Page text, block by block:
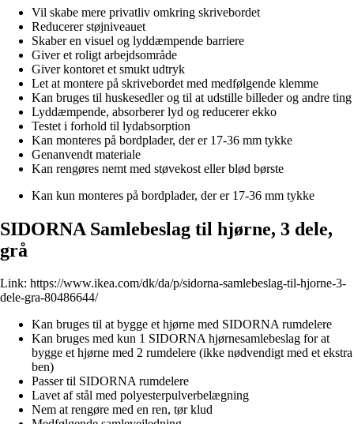
Vil skabe mere privatliv omkring skrivebordet
Reducerer støjniveauet
Skaber en visuel og lyddæmpende barriere
Giver et roligt arbejdsområde
Giver kontoret et smukt udtryk
Let at montere på skrivebordet med medfølgende klemme
Kan bruges til huskesedler og til at udstille billeder og andre ting
Lyddæmpende, absorberer lyd og reducerer ekko
Testet i forhold til lydabsorption
Kan monteres på bordplader, der er 17-36 mm tykke
Genanvendt materiale
Kan rengøres nemt med støvekost eller blød børste
Kan kun monteres på bordplader, der er 17-36 mm tykke
SIDORNA Samlebeslag til hjørne, 3 dele,
grå
Link: https://www.ikea.com/dk/da/p/sidorna-samlebeslag-til-hjorne-3-
dele-gra-80486644/
Kan bruges til at bygge et hjørne med SIDORNA rumdelere
Kan bruges med kun 1 SIDORNA hjørnesamlebeslag for at
bygge et hjørne med 2 rumdelere (ikke nødvendigt med et ekstra
ben)
Passer til SIDORNA rumdelere
Lavet af stål med polyesterpulverbelægning
Nem at rengøre med en ren, tør klud